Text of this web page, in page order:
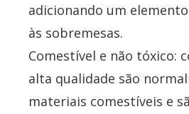
adicionando um
às sobremesas.
Comestível e não tóxico:
alta qualidade são
materiais comestíveis e